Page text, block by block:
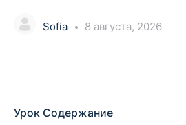
Sofia 8 августа, 2026
Урок Содержание